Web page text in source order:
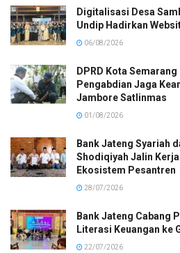
Digitalisasi Desa
Undip Hadirkan
06/08/2026
DPRD Kota
Pengabdian Jaga
Jambore Satlinmas
01/08/2026
Bank Jateng Syariah
Shodiqiyah Jalin
Ekosistem Pesantren
28/07/2026
Bank Jateng Cabang
Literasi Keuangan ke
22/07/2026